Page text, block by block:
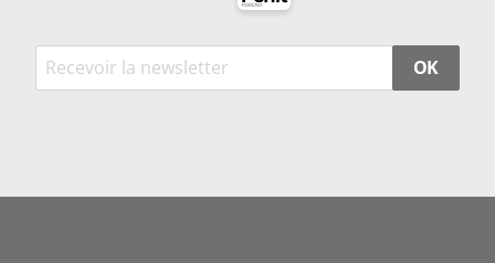
OK